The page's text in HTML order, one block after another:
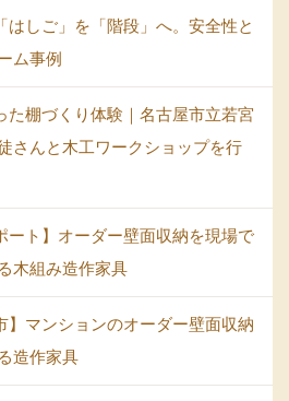
はしご」を「階段」へ。安全性と
ム事例
た棚づくり体験｜名古屋市立若宮
さんと木工ワークショップを行
ート】オーダー壁面収納を現場で
木組み造作家具
】マンションのオーダー壁面収納
造作家具